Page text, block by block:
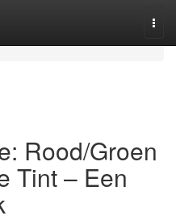
Rood/Groen
Tint – Een